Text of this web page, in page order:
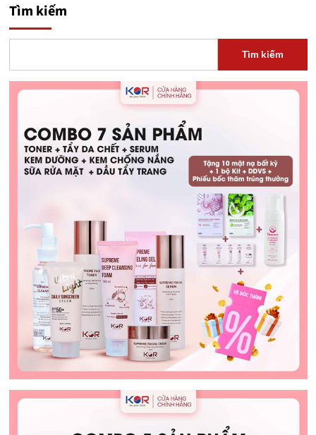
Tìm kiếm
Tìm kiếm